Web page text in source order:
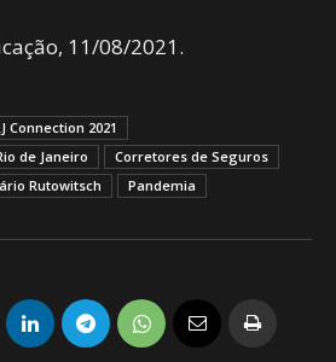
11/08/2021.
Connection 2021
de Janeiro
Corretores de Seguros
Rutowitsch Pandemia